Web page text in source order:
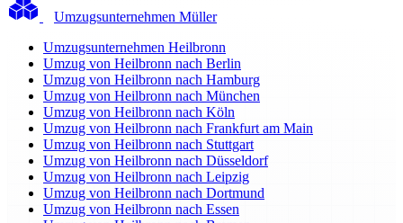
Umzugsunternehmen Müller
Umzugsunternehmen Heilbronn
Umzug von Heilbronn nach Berlin
Umzug von Heilbronn nach Hamburg
Umzug von Heilbronn nach München
Umzug von Heilbronn nach Köln
Umzug von Heilbronn nach Frankfurt am Main
Umzug von Heilbronn nach Stuttgart
Umzug von Heilbronn nach Düsseldorf
Umzug von Heilbronn nach Leipzig
Umzug von Heilbronn nach Dortmund
Umzug von Heilbronn nach Essen